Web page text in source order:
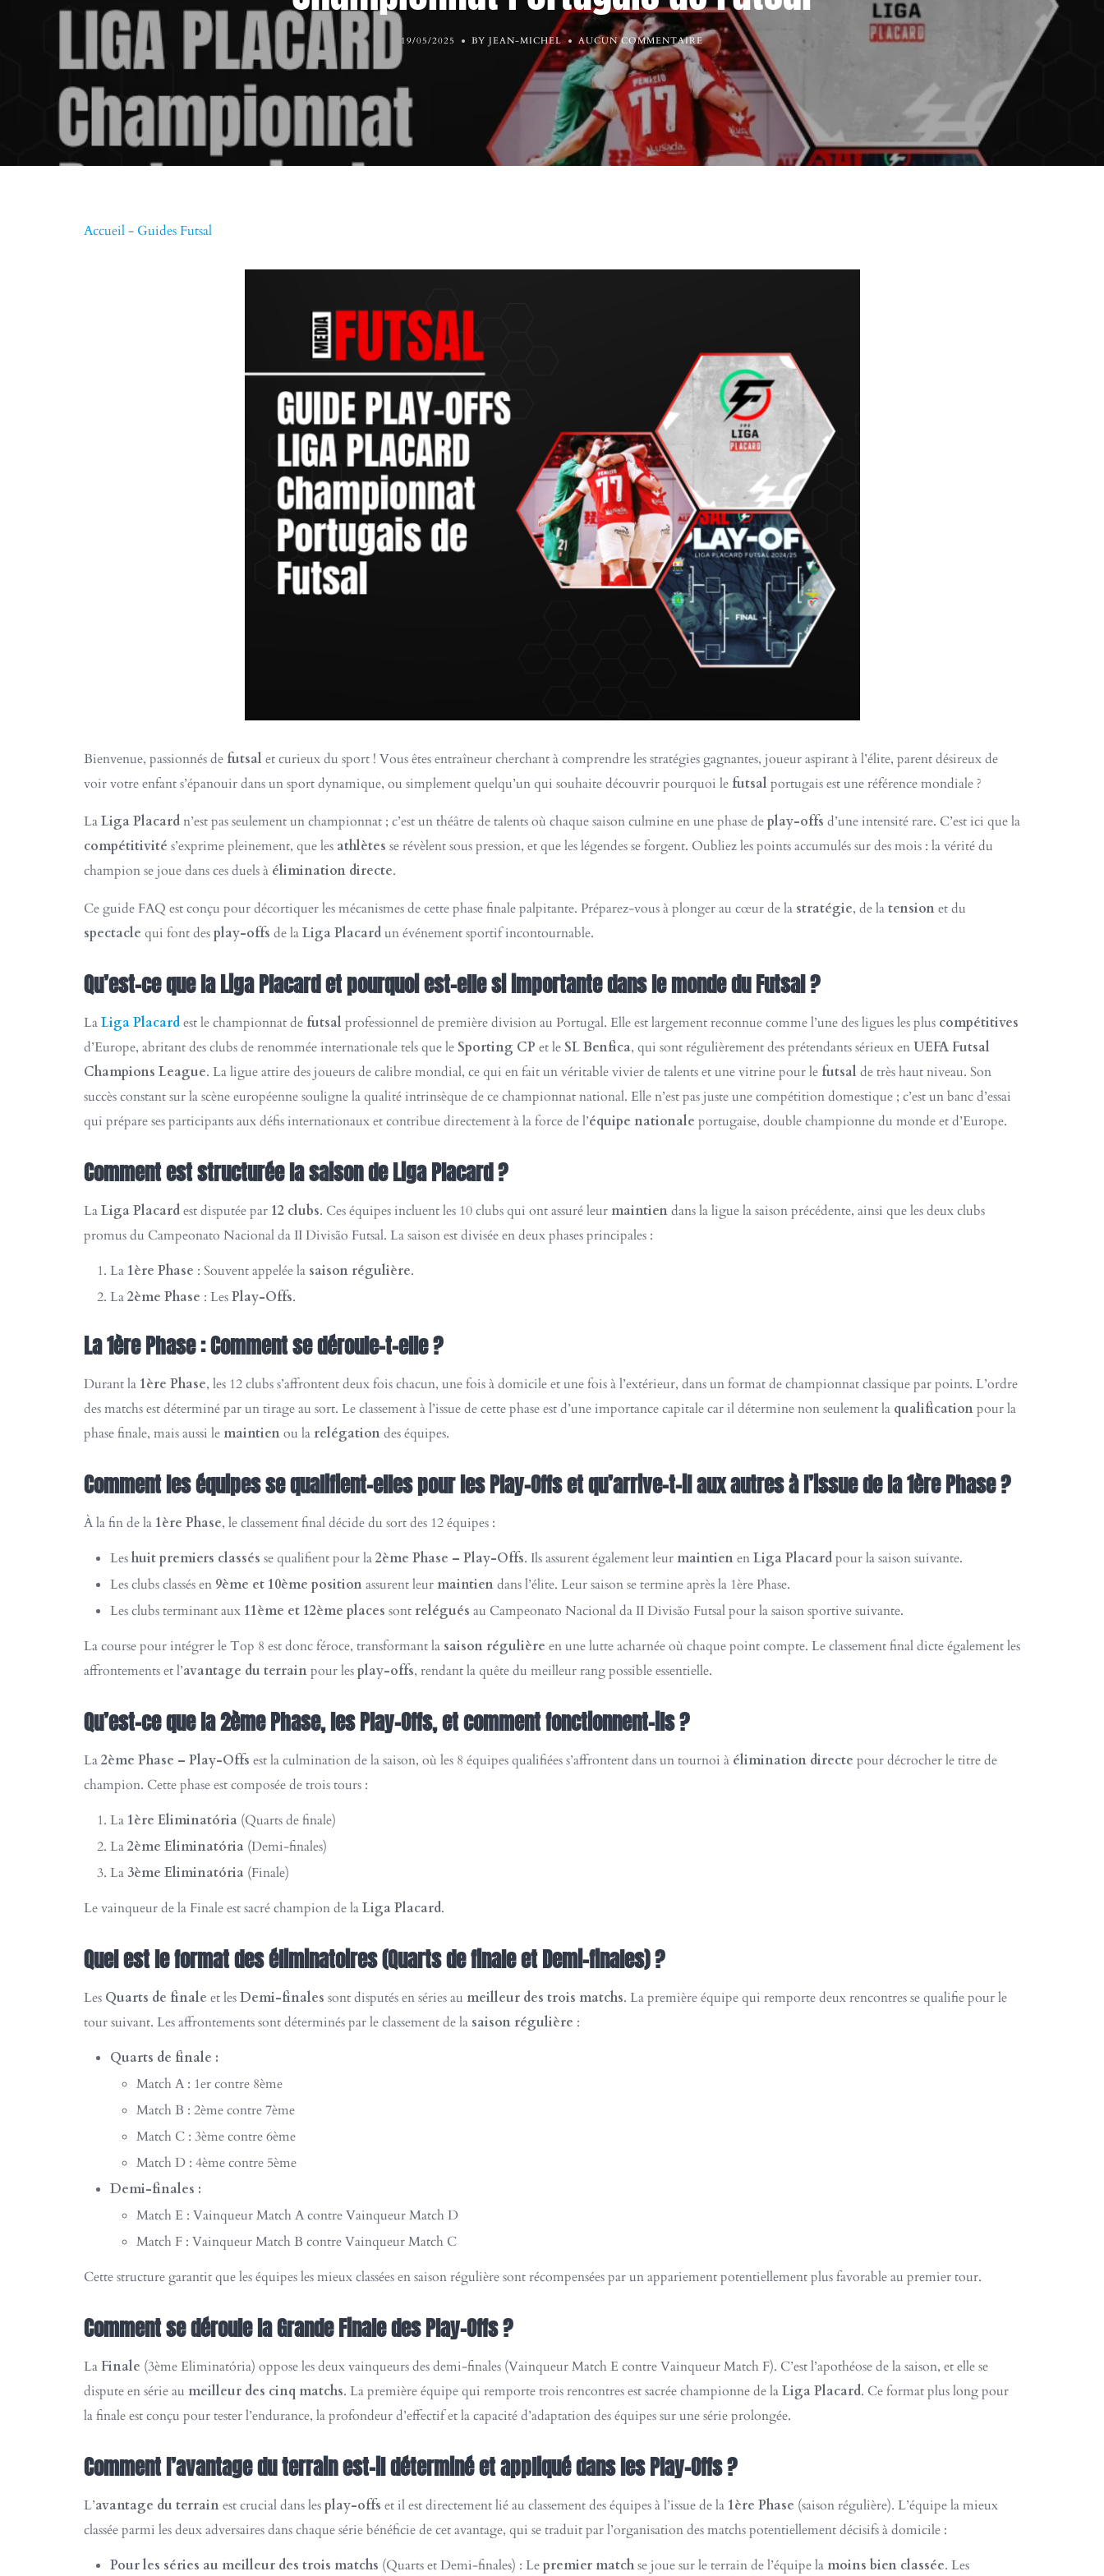
19/05/2025 BY JEAN-MICHEL AUCUN COMMENTAIRE
Accueil- Guides Futsal
Bienvenue, passionnés de futsal et curieux du sport ! Vous êtes entraîneur cherchant à comprendre les stratégies gagnantes, joueur aspirant à l’élite, parent désireux de
voir votre enfant s’épanouir dans un sport dynamique, ou simplement quelqu’un qui souhaite découvrir pourquoi le futsal portugais est une référence mondiale ?
LaLiga Placardn’est pas seulement un championnat ; c’est un théâtre de talents où chaque saison culmine en une phase deplay-offs d’une intensité rare. C’est ici que la
compétitivité s’exprime pleinement, que les athlètes se révèlent sous pression, et que les légendes se forgent. Oubliez les points accumulés sur des mois : la vérité du
champion se joue dans ces duels à élimination directe.
Ce guide FAQ est conçu pour décortiquer les mécanismes de cette phase finale palpitante. Préparez-vous à plonger au cœur de la stratégie, de latensionet du
spectacle qui font desplay-offs de laLiga Placardun événement sportif incontournable.
Qu’est-ce que la Liga Placard et pourquoi est-elle si importante dans le monde du Futsal ?
LaLiga Placardest le championnat de futsal professionnel de première division au Portugal. Elle est largement reconnue comme l’une des ligues les plus compétitives
d’Europe, abritant des clubs de renommée internationale tels que le Sporting CP et le SL Benfica, qui sont régulièrement des prétendants sérieux enUEFA Futsal
Champions League. La ligue attire des joueurs de calibre mondial, ce qui en fait un véritable vivier de talents et une vitrine pour le futsal de très haut niveau. Son
succès constant sur la scène européenne souligne la qualité intrinsèque de ce championnat national. Elle n’est pas juste une compétition domestique ; c’est un banc d’essai
qui prépare ses participants aux défis internationaux et contribue directement à la force de l’équipe nationale portugaise, double championne du monde et d’Europe.
Comment est structurée la saison de Liga Placard ?
LaLiga Placardest disputée par 12 clubs. Ces équipes incluent les 10 clubs qui ont assuré leur maintiendans la ligue la saison précédente, ainsi que les deux clubs
promus du Campeonato Nacional da II Divisão Futsal. La saison est divisée en deux phases principales :
La 1ère Phase : Souvent appelée la saison régulière.
La2ème Phase : LesPlay-Offs.
La 1ère Phase : Comment se déroule-t-elle ?
Durant la 1ère Phase, les 12 clubs s’affrontent deux fois chacun, une fois à domicile et une fois à l’extérieur, dans un format de championnat classique par points. L’ordre
des matchs est déterminé par un tirage au sort. Le classement à l’issue de cette phase est d’une importance capitale car il détermine non seulement la qualificationpour la
phase finale, mais aussi le maintienou la relégationdes équipes.
Comment les équipes se qualifient-elles pour les Play-Offs et qu’arrive-t-il aux autres à l’issue de la 1ère Phase ?
À la fin de la 1ère Phase, le classement final décide du sort des 12 équipes :
Leshuit premiers classés se qualifient pour la2ème Phase – Play-Offs. Ils assurent également leur maintienenLiga Placardpour la saison suivante.
Les clubs classés en 9ème et 10ème positionassurent leur maintiendans l’élite. Leur saison se termine après la 1ère Phase.
Les clubs terminant aux 11ème et 12ème places sont relégués au Campeonato Nacional da II Divisão Futsal pour la saison sportive suivante.
La course pour intégrer le Top 8 est donc féroce, transformant la saison régulière en une lutte acharnée où chaque point compte. Le classement final dicte également les
affrontements et l’avantage du terrainpour lesplay-offs, rendant la quête du meilleur rang possible essentielle.
Qu’est-ce que la 2ème Phase, les Play-Offs, et comment fonctionnent-ils ?
La2ème Phase – Play-Offs est la culmination de la saison, où les 8 équipes qualifiées s’affrontent dans un tournoi à élimination directe pour décrocher le titre de
champion. Cette phase est composée de trois tours :
La 1ère Eliminatória (Quarts de finale)
La2ème Eliminatória (Demi-finales)
La3ème Eliminatória (Finale)
Le vainqueur de la Finale est sacré champion de laLiga Placard.
Quel est le format des éliminatoires (Quarts de finale et Demi-finales) ?
Les Quarts de finale et lesDemi-finales sont disputés en séries au meilleur des trois matchs. La première équipe qui remporte deux rencontres se qualifie pour le
tour suivant. Les affrontements sont déterminés par le classement de la saison régulière :
Quarts de finale :
Match A : 1er contre 8ème
Match B : 2ème contre 7ème
Match C : 3ème contre 6ème
Match D : 4ème contre 5ème
Demi-finales :
Match E : Vainqueur Match A contre Vainqueur Match D
Match F : Vainqueur Match B contre Vainqueur Match C
Cette structure garantit que les équipes les mieux classées en saison régulière sont récompensées par un appariement potentiellement plus favorable au premier tour.
Comment se déroule la Grande Finale des Play-Offs ?
La Finale (3ème Eliminatória) oppose les deux vainqueurs des demi-finales (Vainqueur Match E contre Vainqueur Match F). C’est l’apothéose de la saison, et elle se
dispute en série au meilleur des cinq matchs. La première équipe qui remporte trois rencontres est sacrée championne de laLiga Placard. Ce format plus long pour
la finale est conçu pour tester l’endurance, la profondeur d’effectif et la capacité d’adaptation des équipes sur une série prolongée.
Comment l’avantage du terrain est-il déterminé et appliqué dans les Play-Offs ?
L’avantage du terrainest crucial dans lesplay-offs et il est directement lié au classement des équipes à l’issue de la 1ère Phase (saison régulière). L’équipe la mieux
classée parmi les deux adversaires dans chaque série bénéficie de cet avantage, qui se traduit par l’organisation des matchs potentiellement décisifs à domicile :
Pour les séries au meilleur des trois matchs (Quarts et Demi-finales) : Lepremier matchse joue sur le terrain de l’équipe la moins bien classée. Les